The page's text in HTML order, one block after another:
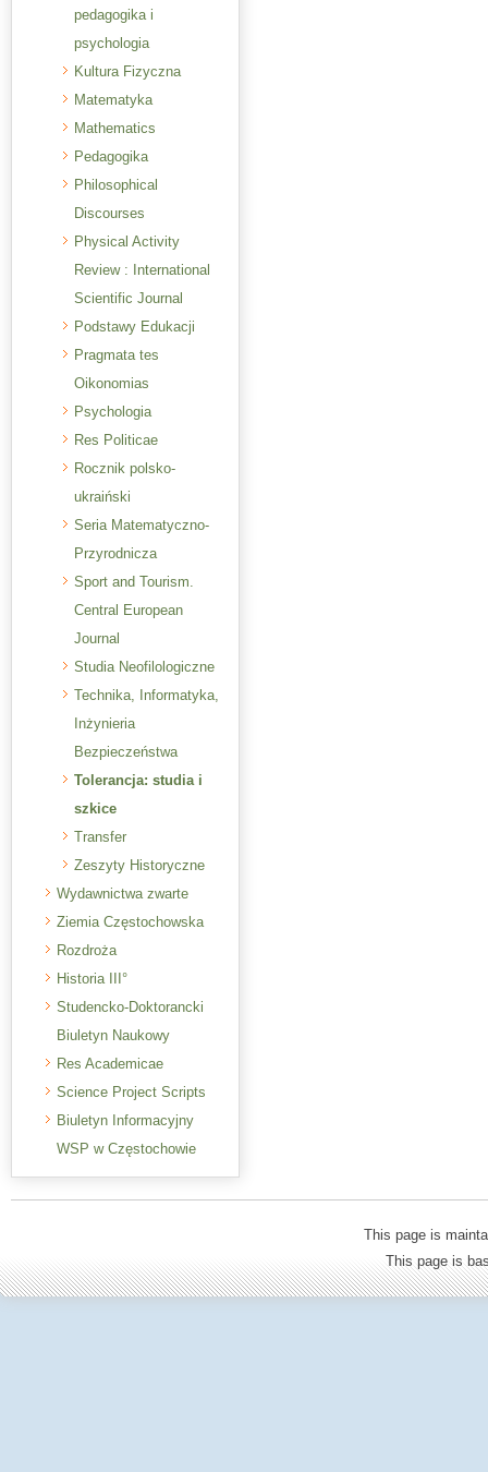
pedagogika i
psychologia
Kultura Fizyczna
Matematyka
Mathematics
Pedagogika
Philosophical
Discourses
Physical Activity
Review : International
Scientific Journal
Podstawy Edukacji
Pragmata tes
Oikonomias
Psychologia
Res Politicae
Rocznik polsko-
ukraiński
Seria Matematyczno-
Przyrodnicza
Sport and Tourism.
Central European
Journal
Studia Neofilologiczne
Technika, Informatyka,
Inżynieria
Bezpieczeństwa
Tolerancja: studia i
szkice
Transfer
Zeszyty Historyczne
Wydawnictwa zwarte
Ziemia Częstochowska
Rozdroża
Historia III°
Studencko-Doktorancki
Biuletyn Naukowy
Res Academicae
Science Project Scripts
Biuletyn Informacyjny
WSP w Częstochowie
This page is
This page is